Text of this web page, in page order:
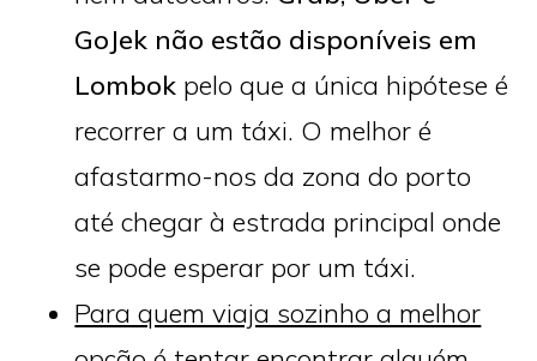
GoJek não estão disponíveis em
Lombok pelo que a única hipótese é
recorrer a um táxi. O melhor é
afastarmo-nos da zona do porto
até chegar à estrada principal onde
se pode esperar por um táxi.
Para quem viaja sozinho a melhor